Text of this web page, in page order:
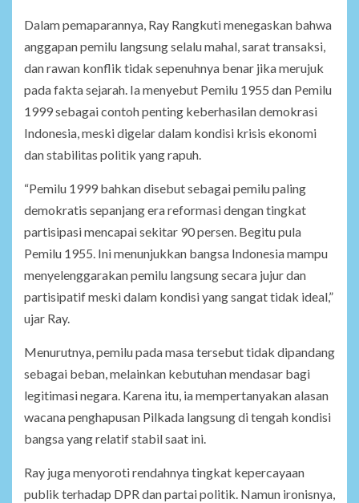
Dalam pemaparannya, Ray Rangkuti menegaskan bahwa
anggapan pemilu langsung selalu mahal, sarat transaksi,
dan rawan konflik tidak sepenuhnya benar jika merujuk
pada fakta sejarah. Ia menyebut Pemilu 1955 dan Pemilu
1999 sebagai contoh penting keberhasilan demokrasi
Indonesia, meski digelar dalam kondisi krisis ekonomi
dan stabilitas politik yang rapuh.
“Pemilu 1999 bahkan disebut sebagai pemilu paling
demokratis sepanjang era reformasi dengan tingkat
partisipasi mencapai sekitar 90 persen. Begitu pula
Pemilu 1955. Ini menunjukkan bangsa Indonesia mampu
menyelenggarakan pemilu langsung secara jujur dan
partisipatif meski dalam kondisi yang sangat tidak ideal,”
ujar Ray.
Menurutnya, pemilu pada masa tersebut tidak dipandang
sebagai beban, melainkan kebutuhan mendasar bagi
legitimasi negara. Karena itu, ia mempertanyakan alasan
wacana penghapusan Pilkada langsung di tengah kondisi
bangsa yang relatif stabil saat ini.
Ray juga menyoroti rendahnya tingkat kepercayaan
publik terhadap DPR dan partai politik. Namun ironisnya,